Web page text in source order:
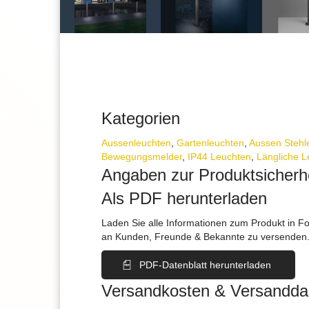
Kategorien
Aussen­leuchten, Gartenleuchten, Aussen
Bewegungs­melder, IP44 Leuchten, Längliche
Angaben zur
Als PDF herunterladen
Laden Sie alle Informationen zum Produkt in
an Kunden, Freunde & Bekannte zu versenden.
PDF-Datenblatt herunterladen
Versandkosten &